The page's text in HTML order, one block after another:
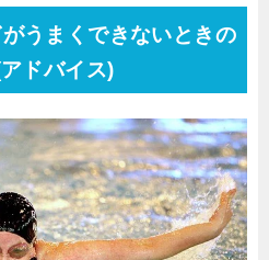
うまくできないときの
ドバイス)